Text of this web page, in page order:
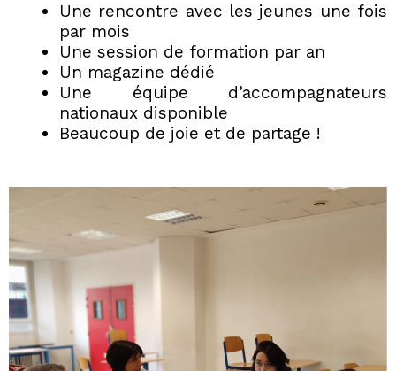
Une rencontre avec les jeunes une fois
par mois
Une session de formation par an
Un magazine dédié
Une équipe d’accompagnateurs
nationaux disponible
Beaucoup de joie et de partage !